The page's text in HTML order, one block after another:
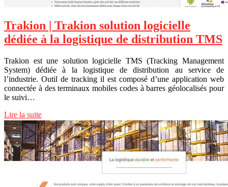
Trakion | Trakion solution logicielle
dédiée à la logistique de distribu­tion TMS
Trakion est une solution logicielle TMS (Tracking Management
System) dédiée à la logistique de distribution au service de
l’industrie. Outil de tracking il est composé d’une application web
connectée à des terminaux mobiles codes à barres géolocalisés pour
le suivi…
Lire la suite